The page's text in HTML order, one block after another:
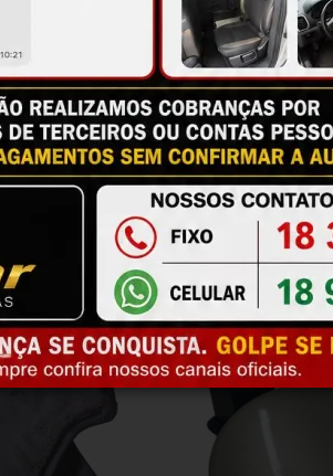
Certificado de Procedência
é de 90 (noventa) dias a
o produto, o cliente poderá
como parte do pagamento
ga...
Ler mais